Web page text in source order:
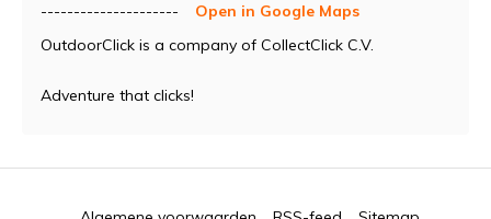
---------------------
Open in Google Maps
OutdoorClick is a company of CollectClick C.V.
Adventure that clicks!